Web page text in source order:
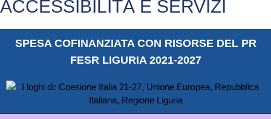
ACCESSIBILITÀ E SERVIZI
SPESA COFINANZIATA CON RISORSE DEL PR
FESR LIGURIA 2021-2027